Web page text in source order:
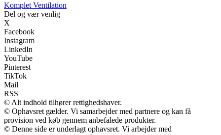
Komplet Ventilation
Del og vær venlig
X
Facebook
Instagram
LinkedIn
YouTube
Pinterest
TikTok
Mail
RSS
© Alt indhold tilhører rettighedshaver.
© Ophavsret gælder. Vi samarbejder med partnere og kan få
provision ved køb gennem anbefalede produkter.
© Denne side er underlagt ophavsret. Vi arbejder med